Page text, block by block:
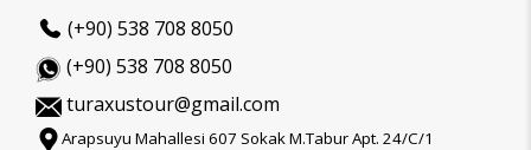
(+90) 538 708 8050
(+90) 538 708 8050
turaxustour@gmail.com
Arapsuyu Mahallesi 607 Sokak M.Tabur Apt. 24/C/1